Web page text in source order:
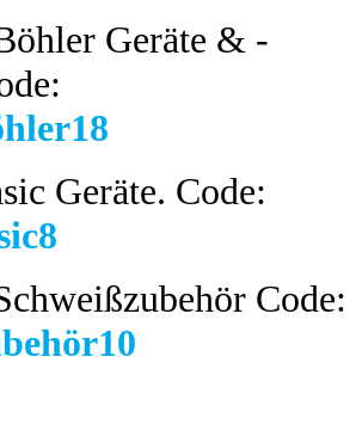
Geräte & -
Geräte. Code:
Code: